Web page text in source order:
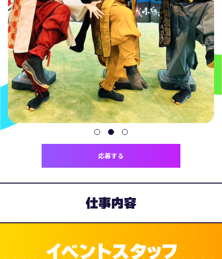
応募する
仕事内容